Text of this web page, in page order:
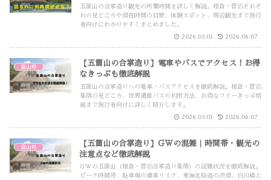
五箇山の合掌造り観光の所要時間を詳しく解説。相倉・菅沼それぞ
れの見どころや滞在時間の目安、体験スポット、周辺観光まで旅行
者向けにわかりやすくまとめました。
2026.03.01 2026.06.07
富山県
【五箇山の合掌造り】電車やバスでアクセス！お得
なきっぷも徹底解説
五箇山の合掌造りへの電車・バスアクセスを徹底解説。相倉・菅沼
集落の見どころ、世界遺産バスの利用方法、お得なフリーきっぷ情
報まで旅行者向けに詳しく紹介します。
2026.03.01 2026.06.07
富山県
【五箇山の合掌造り】GWの混雑｜時間帯・観光の
注意点など徹底解説
GWの五箇山（相倉・菅沼合掌造り集落）の混雑状況を徹底解説。
ピーク時間帯、駐車場の満車リスク、東海北陸道の渋滞、白川郷と